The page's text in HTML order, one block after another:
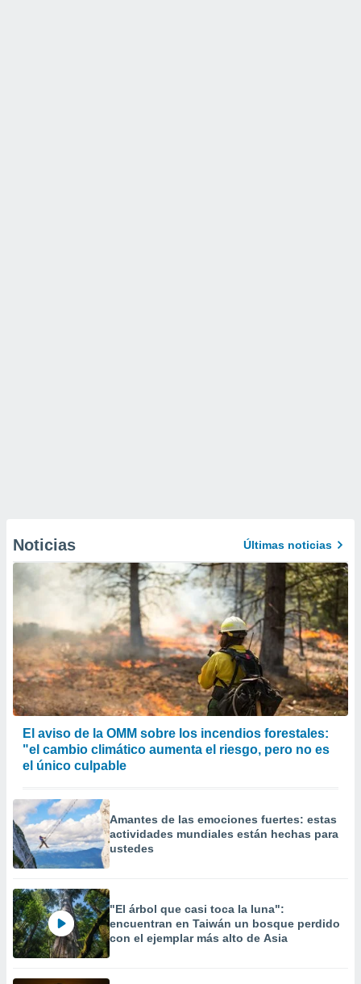
Noticias Últimas noticias
El aviso de la OMM sobre los incendios forestales:
"el cambio climático aumenta el riesgo, pero no es
el único culpable
Amantes de las emociones fuertes: estas
actividades mundiales están hechas para
ustedes
"El árbol que casi toca la luna":
encuentran en Taiwán un bosque perdido
con el ejemplar más alto de Asia